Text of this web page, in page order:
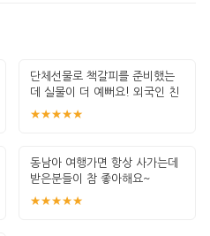
단체선물로 책갈피를 준비했는
데 실물이 더 예뻐요! 외국인 친
구들이 좋아할
★★★★★
동남아 여행가면 항상 사가는데
받은분들이 참 좋아해요~
★★★★★